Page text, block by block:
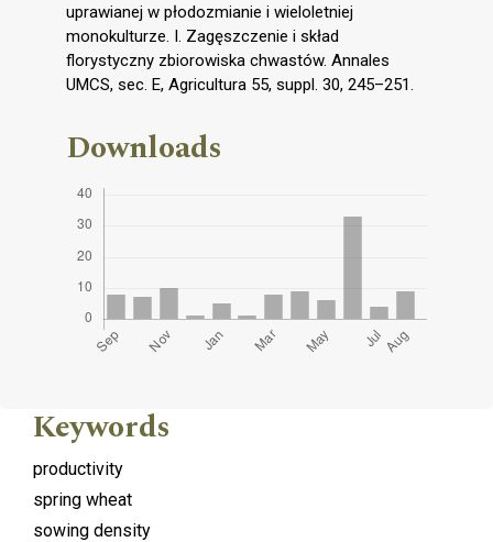
uprawianej w płodozmianie i wieloletniej
monokulturze. I. Zagęszczenie i skład
florystyczny zbiorowiska chwastów. Annales
UMCS, sec. E, Agricultura 55, suppl. 30, 245–251.
Downloads
Keywords
productivity
spring wheat
sowing density